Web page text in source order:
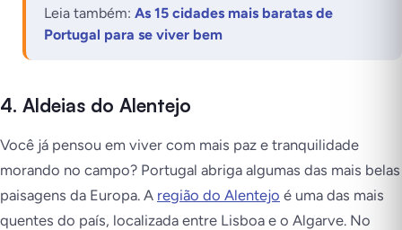
Leia também: As 15 cidades mais baratas de
Portugal para se viver bem
4. Aldeias do Alentejo
Você já pensou em viver com mais paz e tranquilidade
morando no campo? Portugal abriga algumas das mais belas
paisagens da Europa. A região do Alentejo é uma das mais
quentes do país, localizada entre Lisboa e o Algarve. No